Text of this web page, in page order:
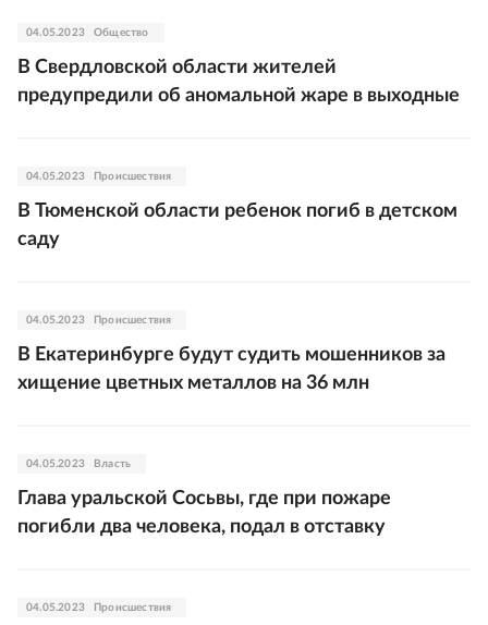
04.05.2023 Общество
В Свердловской области жителей
предупредили об аномальной жаре в выходные
04.05.2023 Происшествия
В Тюменской области ребенок погиб в детском
саду
04.05.2023 Происшествия
В Екатеринбурге будут судить мошенников за
хищение цветных металлов на 36 млн
04.05.2023 Власть
Глава уральской Сосьвы, где при пожаре
погибли два человека, подал в отставку
04.05.2023 Происшествия